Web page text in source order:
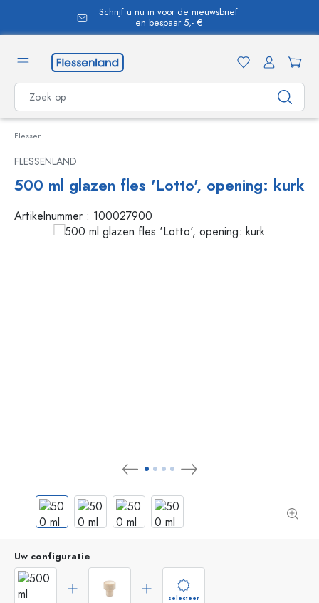
Schrijf u nu in voor de nieuwsbrief
en bespaar 5,- €
Flessen
FLESSENLAND
500 ml glazen fles 'Lotto', opening: kurk
Artikelnummer : 100027900
Uw configuratie
selecteer